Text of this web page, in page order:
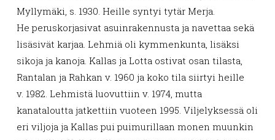
Myllymäki, s. 1930. Heille syntyi tytär Merja.
He peruskorjasivat asuinrakennusta ja navettaa sekä
lisäsivät karjaa. Lehmiä oli kymmenkunta, lisäksi
sikoja ja kanoja. Kallas ja Lotta ostivat osan tilasta,
Rantalan ja Rahkan v. 1960 ja koko tila siirtyi heille
v. 1982. Lehmistä luovuttiin v. 1974, mutta
kanataloutta jatkettiin vuoteen 1995. Viljelyksessä oli
eri viljoja ja Kallas pui puimurillaan monen muunkin